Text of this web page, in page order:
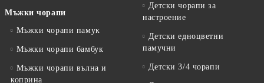
Мъжки чорапи
Мъжки чорапи памук
Мъжки чорапи бамбук
Мъжки чорапи вълна и
коприна
Детски чорапи за
настроение
Детски едноцветни
памучни
Детски 3/4 чорапи